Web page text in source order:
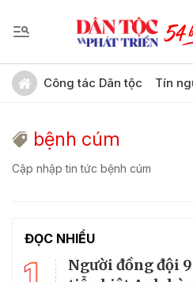
Công tác Dân tộc Tín
bệnh cúm
Cập nhập tin tức bệnh cúm
ĐỌC NHIỀU
Người đồng đội